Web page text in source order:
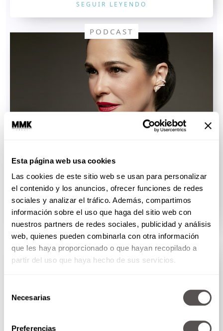
Esta página web usa cookies
Las cookies de este sitio web se usan para personalizar
el contenido y los anuncios, ofrecer funciones de redes
sociales y analizar el tráfico. Además, compartimos
información sobre el uso que haga del sitio web con
nuestros partners de redes sociales, publicidad y análisis
web, quienes pueden combinarla con otra información
que les haya proporcionado o que hayan recopilado a
partir del uso que haya hecho de sus servicios.
Necesarias
Preferencias
SEGUIR LEYENDO
PODCAST
agosto del 2026
Hoy es pura risa y diversión, no se pueden perder...
SEGUIR LEYENDO
ESTILO DE VIDA